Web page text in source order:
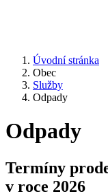
Úvodní stránka
Obec
Služby
Odpady
Odpady
Termíny
v roce 2026